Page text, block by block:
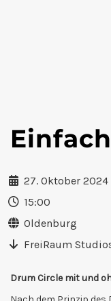
27. Oktober 2024
15:00
Oldenburg
FreiRaum
Drum Circle mit und